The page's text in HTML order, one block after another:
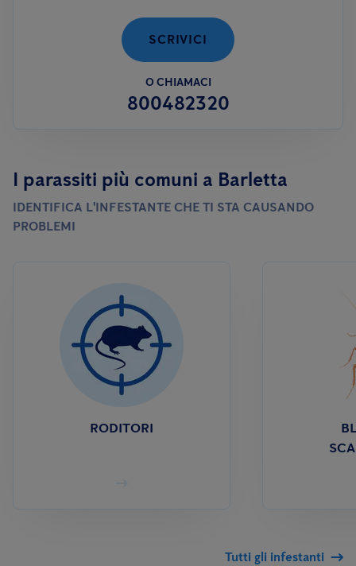
SCRIVICI
O CHIAMACI
800482320
I parassiti più comuni a Barletta
IDENTIFICA L'INFESTANTE CHE TI STA CAUSANDO
PROBLEMI
RODITORI
Tutti gli infestanti